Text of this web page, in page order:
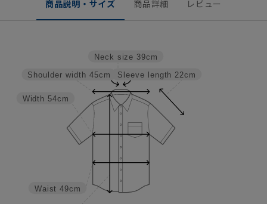
商品説明・サイズ 商品詳細 レビュー
Sleeve length 22cm
Neck size 39cm
Waist 49cm
Width 54cm
Shoulder width 45cm